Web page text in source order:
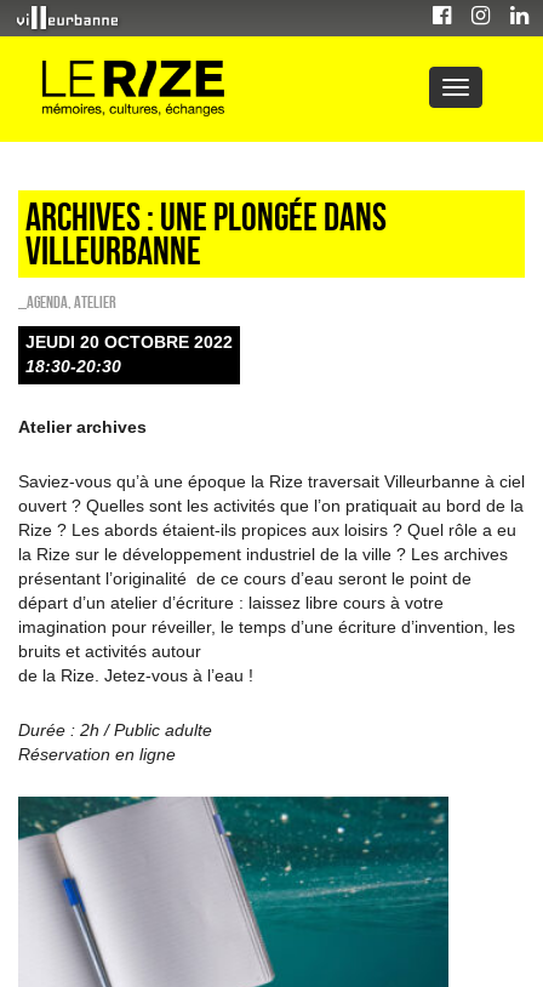
Archives : une plongée dans
Villeurbanne
_Agenda Atelier
JEUDI 20 OCTOBRE 2022
18:30-20:30
Atelier archives
Saviez-vous qu’à une époque la Rize traversait Villeurbanne à ciel
ouvert ? Quelles sont les activités que l’on pratiquait au bord de la
Rize ? Les abords étaient-ils propices aux loisirs ? Quel rôle a eu
la Rize sur le développement industriel de la ville ? Les archives
présentant l’originalité de ce cours d’eau seront le point de
départ d’un atelier d’écriture : laissez libre cours à votre
imagination pour réveiller, le temps d’une écriture d’invention, les
bruits et activités autour
de la Rize. Jetez-vous à l’eau !
Durée : 2h / Public adulte
Réservation en ligne